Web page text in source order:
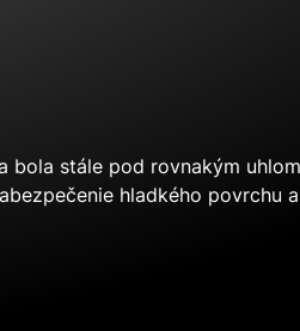
bola stále pod rovnakým
hladkého povrchu